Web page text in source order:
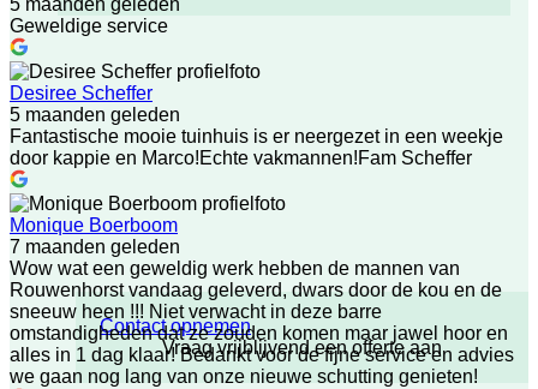
Contact opnemen
Vraag vrijblijvend een offerte aan
5 maanden geleden
Geweldige service
Desiree Scheffer
5 maanden geleden
Fantastische mooie tuinhuis is er neergezet in een weekje
door kappie en Marco!Echte vakmannen!Fam Scheffer
Monique Boerboom
7 maanden geleden
Wow wat een geweldig werk hebben de mannen van
Rouwenhorst vandaag geleverd, dwars door de kou en de
sneeuw heen !!! Niet verwacht in deze barre
omstandigheden dat ze zouden komen maar jawel hoor en
alles in 1 dag klaar! Bedankt voor de fijne service en advies
we gaan nog lang van onze nieuwe schutting genieten!